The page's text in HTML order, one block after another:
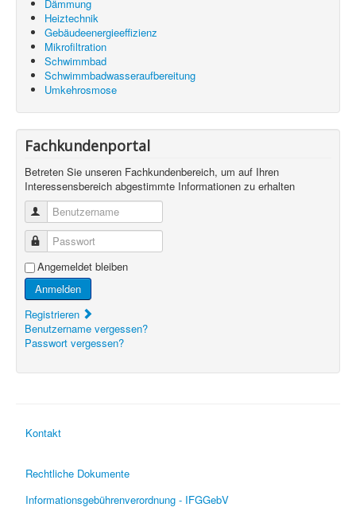
Dämmung
Heiztechnik
Gebäudeenergieeffizienz
Mikrofiltration
Schwimmbad
Schwimmbadwasseraufbereitung
Umkehrosmose
Fachkundenportal
Betreten Sie unseren Fachkundenbereich, um auf Ihren
Interessensbereich abgestimmte Informationen zu erhalten
Benutzername
Passwort
Angemeldet bleiben
Anmelden
Registrieren
Benutzername vergessen?
Passwort vergessen?
Kontakt
Rechtliche Dokumente
Informationsgebührenverordnung - IFGGebV